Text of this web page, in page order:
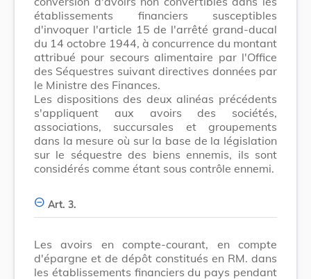
établissements financiers susceptibles
d'invoquer l'article 15 de l'arrêté grand-ducal
du 14 octobre 1944, à concurrence du montant
attribué pour secours alimentaire par l'Office
des Séquestres suivant directives données par
le Ministre des Finances.
Les dispositions des deux alinéas précédents
s'appliquent aux avoirs des sociétés,
associations, succursales et groupements
dans la mesure où sur la base de la législation
sur le séquestre des biens ennemis, ils sont
considérés comme étant sous contrôle ennemi.
Art. 3.
Les avoirs en compte-courant, en compte
d'épargne et de dépôt constitués en RM. dans
les établissements financiers du pays pendant